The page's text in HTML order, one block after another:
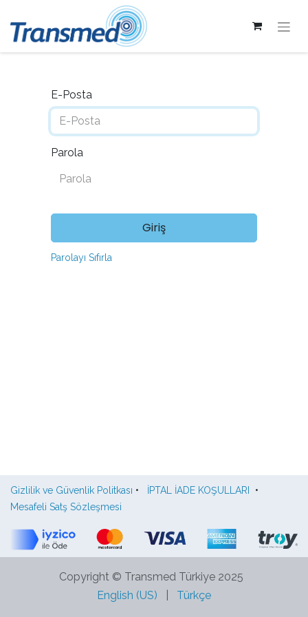
E-Posta
Parola
Giriş
Parolayı Sıfırla
Gizlilik ve Güvenlik Politkası • İPTAL İADE KOŞULLARI
•
Mesafeli Satş Sözleşmesi
Copyright © Transmed Türkiye 2025
English (US)
Türkçe